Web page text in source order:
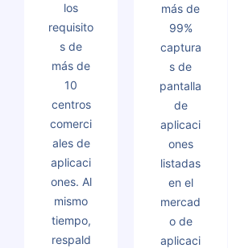
los
requisito
s de
más de
10
centros
comerci
ales de
aplicaci
ones. Al
mismo
tiempo,
respald
más de
99%
captura
s de
pantalla
de
aplicaci
ones
listadas
en el
mercad
o de
aplicaci